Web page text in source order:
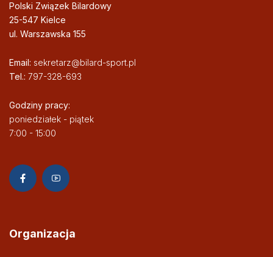
Polski Związek Bilardowy
25-547 Kielce
ul. Warszawska 155
Email: sekretarz@bilard-sport.pl
Tel.: 797-328-693
Godziny pracy:
poniedziałek - piątek
7:00 - 15:00
Organizacja